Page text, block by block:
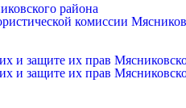
района
комиссии
и защите их прав
и защите их прав